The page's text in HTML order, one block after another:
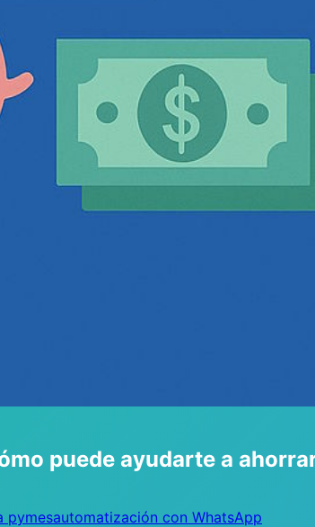
puede ayudarte a
pymesautomatización con WhatsApp